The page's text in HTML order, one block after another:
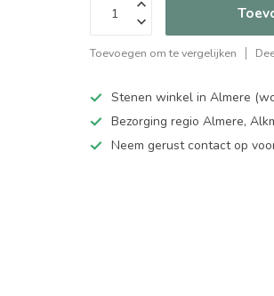
Toevoegen om te vergelijken
Stenen winkel in Almere
Bezorging regio Almere,
Neem gerust contact op